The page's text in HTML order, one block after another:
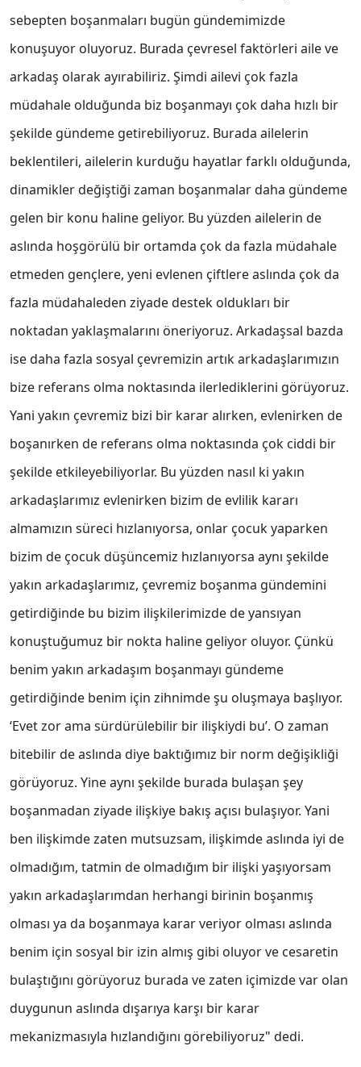
sebepten boşanmaları bugün gündemimizde
konuşuyor oluyoruz. Burada çevresel faktörleri aile ve
arkadaş olarak ayırabiliriz. Şimdi ailevi çok fazla
müdahale olduğunda biz boşanmayı çok daha hızlı bir
şekilde gündeme getirebiliyoruz. Burada ailelerin
beklentileri, ailelerin kurduğu hayatlar farklı olduğunda,
dinamikler değiştiği zaman boşanmalar daha gündeme
gelen bir konu haline geliyor. Bu yüzden ailelerin de
aslında hoşgörülü bir ortamda çok da fazla müdahale
etmeden gençlere, yeni evlenen çiftlere aslında çok da
fazla müdahaleden ziyade destek oldukları bir
noktadan yaklaşmalarını öneriyoruz. Arkadaşsal bazda
ise daha fazla sosyal çevremizin artık arkadaşlarımızın
bize referans olma noktasında ilerlediklerini görüyoruz.
Yani yakın çevremiz bizi bir karar alırken, evlenirken de
boşanırken de referans olma noktasında çok ciddi bir
şekilde etkileyebiliyorlar. Bu yüzden nasıl ki yakın
arkadaşlarımız evlenirken bizim de evlilik kararı
almamızın süreci hızlanıyorsa, onlar çocuk yaparken
bizim de çocuk düşüncemiz hızlanıyorsa aynı şekilde
yakın arkadaşlarımız, çevremiz boşanma gündemini
getirdiğinde bu bizim ilişkilerimizde de yansıyan
konuştuğumuz bir nokta haline geliyor oluyor. Çünkü
benim yakın arkadaşım boşanmayı gündeme
getirdiğinde benim için zihnimde şu oluşmaya başlıyor.
‘Evet zor ama sürdürülebilir bir ilişkiydi bu’. O zaman
bitebilir de aslında diye baktığımız bir norm değişikliği
görüyoruz. Yine aynı şekilde burada bulaşan şey
boşanmadan ziyade ilişkiye bakış açısı bulaşıyor. Yani
ben ilişkimde zaten mutsuzsam, ilişkimde aslında iyi de
olmadığım, tatmin de olmadığım bir ilişki yaşıyorsam
yakın arkadaşlarımdan herhangi birinin boşanmış
olması ya da boşanmaya karar veriyor olması aslında
benim için sosyal bir izin almış gibi oluyor ve cesaretin
bulaştığını görüyoruz burada ve zaten içimizde var olan
duygunun aslında dışarıya karşı bir karar
mekanizmasıyla hızlandığını görebiliyoruz" dedi.